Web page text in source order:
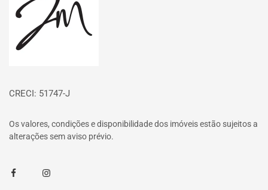
CRECI: 51747-J
Os valores, condições e disponibilidade dos imóveis estão sujeitos a
alterações sem aviso prévio.
FacebookInstagram